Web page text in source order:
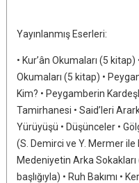
Yayınlanmış Eserleri:
• Kur’ân Okumaları (5
Okumaları (5 kitap) •
Kim? • Peygamberin
Tamirhanesi • Said’leri
Yürüyüşü • Düşünceler •
(S. Demirci ve Y. Mermer
Medeniyetin Arka
başlığıyla) • Ruh Bakımı •